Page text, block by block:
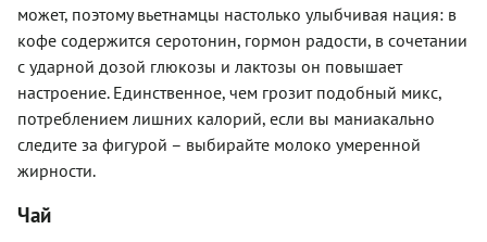
может, поэтому вьетнамцы настолько улыбчивая нация: в
кофе содержится серотонин, гормон радости, в сочетании
с ударной дозой глюкозы и лактозы он повышает
настроение. Единственное, чем грозит подобный микс,
потреблением лишних калорий, если вы маниакально
следите за фигурой – выбирайте молоко умеренной
жирности.
Чай